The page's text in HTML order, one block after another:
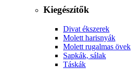
Kiegészítők
Divat ékszerek
Molett harisnyák
Molett rugalmas övek
Sapkák, sálak
Táskák